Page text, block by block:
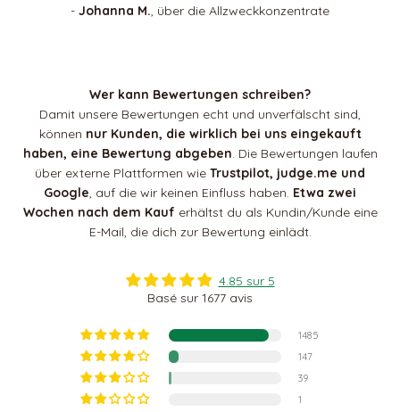
- Johanna M., über die Allzweckkonzentrate
Wer kann Bewertungen schreiben?
Damit unsere Bewertungen echt und unverfälscht sind,
können nur Kunden, die wirklich bei uns eingekauft
haben, eine Bewertung abgeben. Die Bewertungen laufen
über externe Plattformen wie Trustpilot, judge.me und
Google, auf die wir keinen Einfluss haben. Etwa zwei
Wochen nach dem Kauf erhältst du als Kundin/Kunde eine
E-Mail, die dich zur Bewertung einlädt.
4.85 sur 5
Basé sur 1677 avis
1485
147
39
1